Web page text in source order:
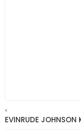
<
EVINRUDE JOHNSON